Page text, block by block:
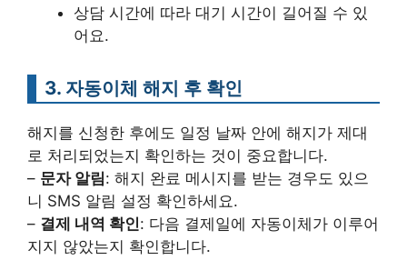
상담 시간에 따라 대기 시간이 길어질 수 있
어요.
3. 자동이체 해지 후 확인
해지를 신청한 후에도 일정 날짜 안에 해지가 제대
로 처리되었는지 확인하는 것이 중요합니다.
– 문자 알림: 해지 완료 메시지를 받는 경우도 있으
니 SMS 알림 설정 확인하세요.
– 결제 내역 확인: 다음 결제일에 자동이체가 이루어
지지 않았는지 확인합니다.